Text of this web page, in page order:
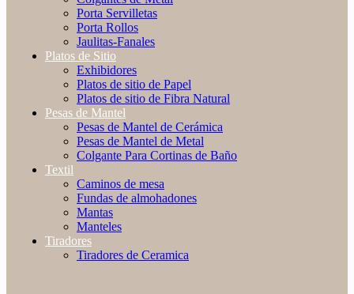
Porta Servilletas
Porta Rollos
Jaulitas-Fanales
Platos de Sitio
Exhibidores
Platos de sitio de Papel
Platos de sitio de Fibra Natural
Pesas de Mantel
Pesas de Mantel de Cerámica
Pesas de Mantel de Metal
Colgante Para Cortinas de Baño
Textil
Caminos de mesa
Fundas de almohadones
Mantas
Manteles
Tiradores
Tiradores de Ceramica